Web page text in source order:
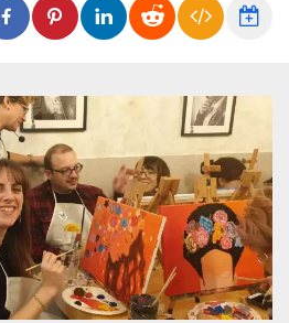
Marketing
Provider /
Dominio
Descrizione
Cloudflare,
Inc.
.oooh.events
1 anno
Clearance
Cookie from
CloudFlare
stores the proof
of challenge
passed. It is
used to no
longer issue a
captcha or